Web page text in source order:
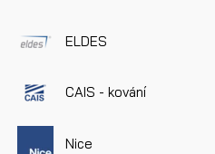
ELDES
CAIS - kování
Nice